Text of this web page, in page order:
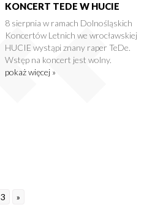
KONCERT TEDE W HUCIE
8 sierpnia w ramach Dolnośląskich
Koncertów Letnich we wrocławskiej
HUCIE wystąpi znany raper TeDe.
Wstęp na koncert jest wolny.
pokaż więcej »
3 »